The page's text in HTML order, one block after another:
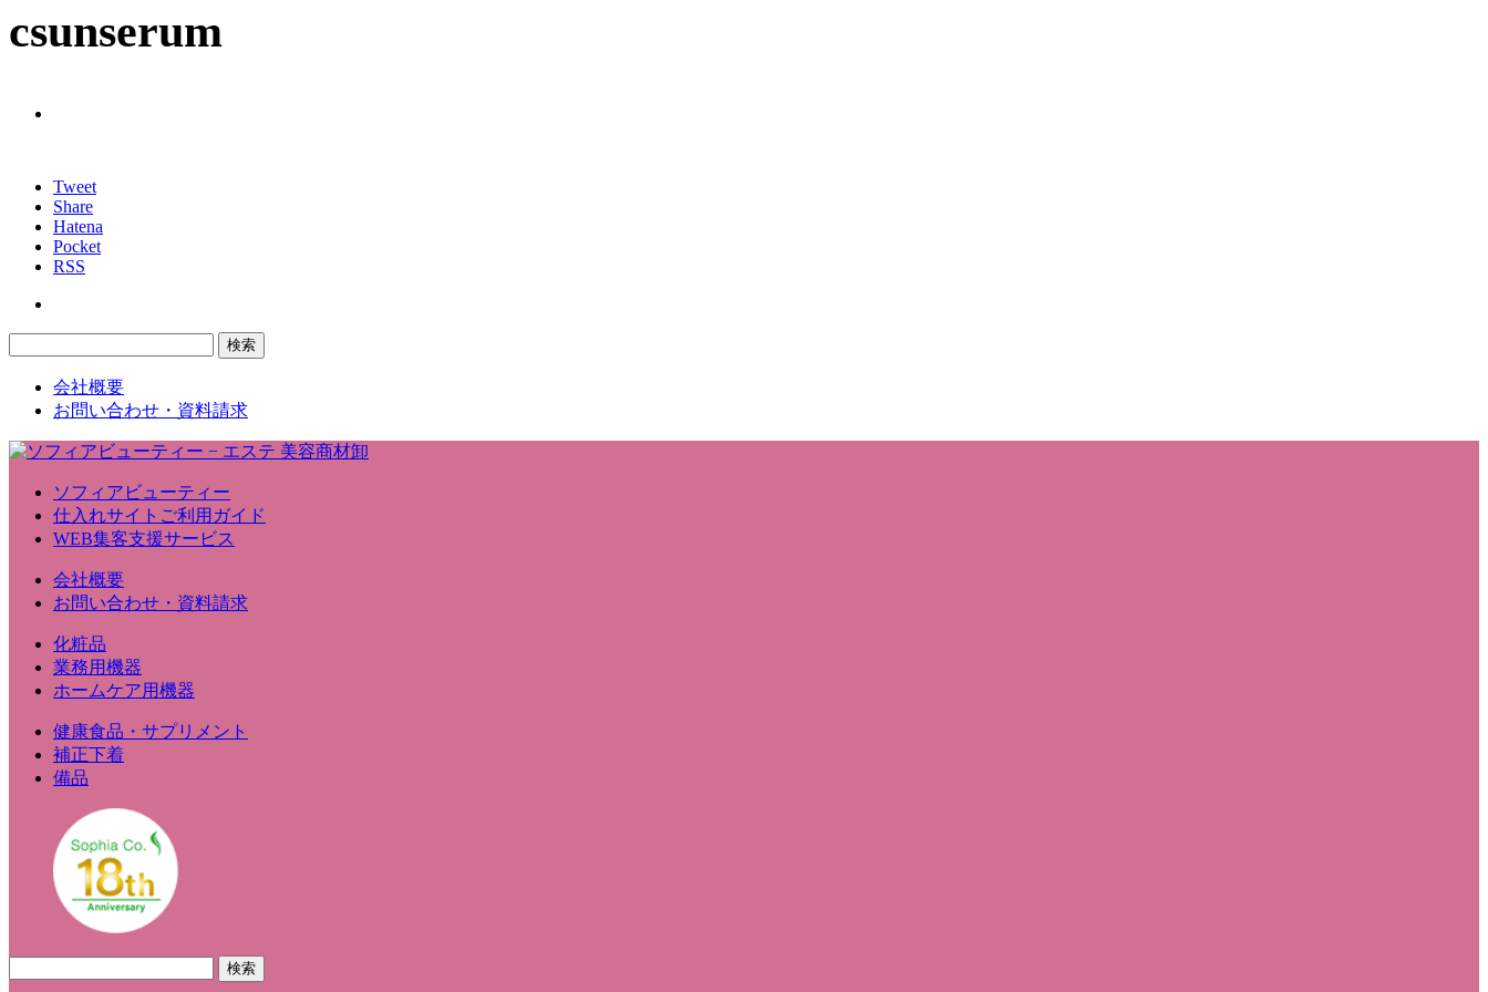
csunserum
Tweet
Share
Hatena
Pocket
RSS
会社概要
お問い合わせ・資料請求
ソフィアビューティー
仕入れサイトご利用ガイド
WEB集客支援サービス
会社概要
お問い合わせ・資料請求
化粧品
業務用機器
ホームケア用機器
健康食品・サプリメント
補正下着
備品